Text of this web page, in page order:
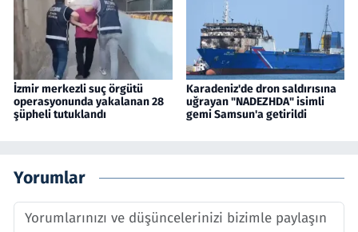
İzmir merkezli suç örgütü
operasyonunda yakalanan 28
şüpheli tutuklandı
Karadeniz'de dron saldırısına
uğrayan "NADEZHDA" isimli
gemi Samsun'a getirildi
Yorumlar